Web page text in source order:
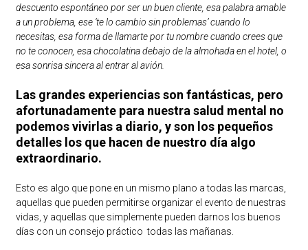
descuento espontáneo por ser un buen cliente, esa palabra amable
a un problema, ese ‘te lo cambio sin problemas’ cuando lo
necesitas, esa forma de llamarte por tu nombre cuando crees que
no te conocen, esa chocolatina debajo de la almohada en el hotel, o
esa sonrisa sincera al entrar al avión.
Las grandes experiencias son fantásticas, pero
afortunadamente para nuestra salud mental no
podemos vivirlas a diario, y son los pequeños
detalles los que hacen de nuestro día algo
extraordinario.
Esto es algo que pone en un mismo plano a todas las marcas,
aquellas que pueden permitirse organizar el evento de nuestras
vidas, y aquellas que simplemente pueden darnos los buenos
días con un consejo práctico todas las mañanas.